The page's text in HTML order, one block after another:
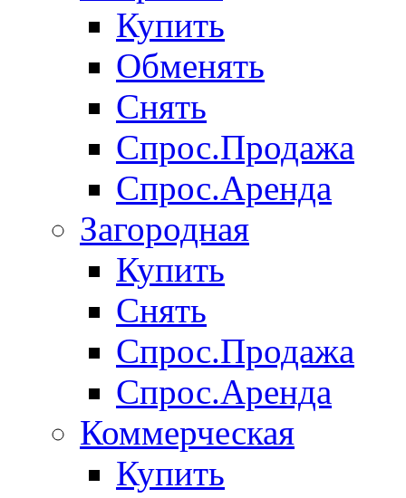
Купить
Обменять
Снять
Спрос.Продажа
Спрос.Аренда
Загородная
Купить
Снять
Спрос.Продажа
Спрос.Аренда
Коммерческая
Купить